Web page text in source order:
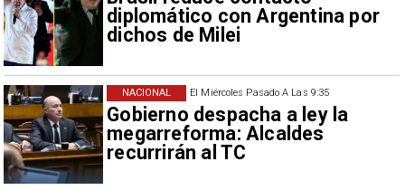
diplomático con Argentina por
dichos de Milei
El Miércoles Pasado A Las 9:35
Gobierno despacha a ley la
megarreforma: Alcaldes
recurrirán al TC
NACIONAL